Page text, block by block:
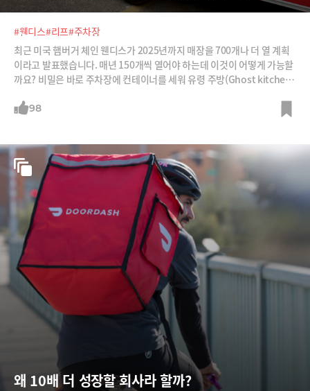
#웬디스#리프#주차장
최근 미국 햄버거 체인 웬디스가 2025년까지 매장을 700개나 더 열 계획
이라고 발표했습니다. 매년 150개씩 열어야 하는데 이것이 어떻게 가능할
까요? 비밀은 바로 주차장에 컨테이너를 세워 유령 주방(Ghost kitchen
디스의 최대 프랜차이즈가 되는 것입니다.
98
왜 10배 더 성장할 회사라 할까?